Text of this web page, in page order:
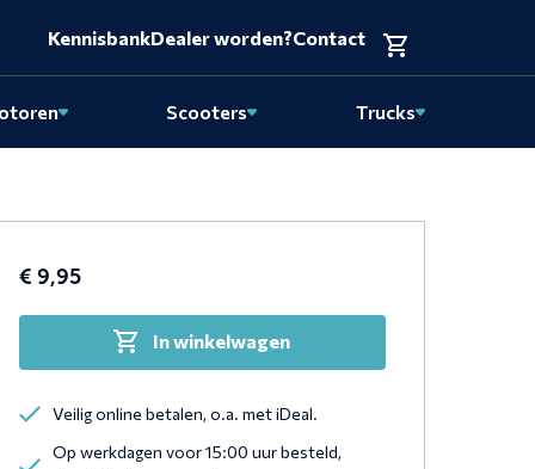
KennisbankDealer worden?Contact
Scooters Trucks
€ 9,95
In winkelwagen
Veilig online betalen, o.a. met iDeal.
Op werkdagen voor 15:00 uur besteld,